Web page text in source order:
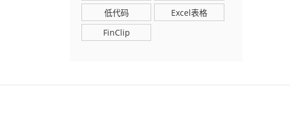
低代码
Excel表格
FinClip